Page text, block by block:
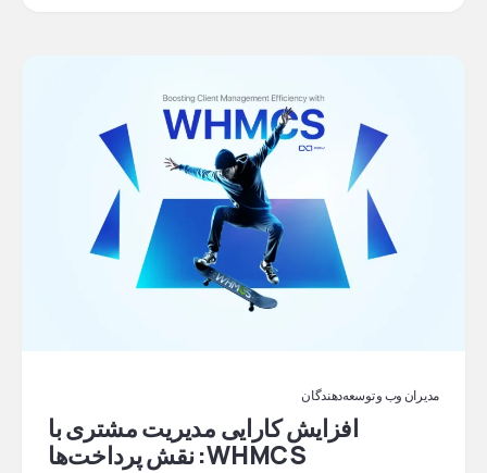
مدیران وب و توسعه‌دهندگان
افزایش کارایی مدیریت مشتری با
WHMCS: نقش پرداخت‌ها